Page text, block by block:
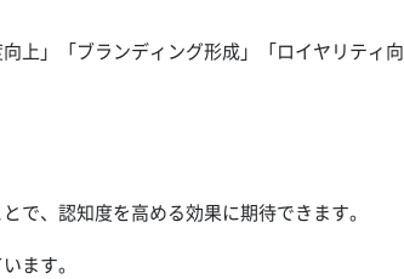
上」「ブランディング形成」「ロイヤリティ向
で、認知度を高める効果に期待できます。
ます。